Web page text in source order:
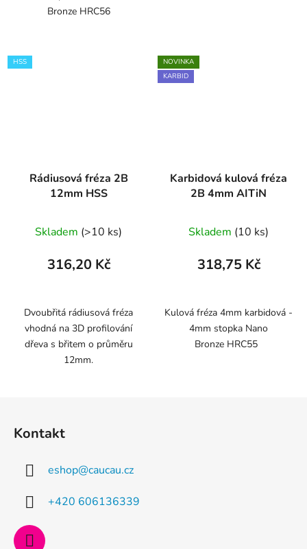
Bronze HRC56
HSS
Rádiusová fréza 2B
12mm HSS
Skladem (>10 ks)
316,20 Kč
Dvoubřitá rádiusová fréza
vhodná na 3D profilování
dřeva s břitem o průměru
12mm.
NOVINKA
KARBID
Karbidová kulová fréza
2B 4mm AITiN
Skladem (10 ks)
318,75 Kč
Kulová fréza 4mm karbidová -
4mm stopka Nano
Bronze HRC55
Kontakt
eshop@caucau.cz
+420 606136339